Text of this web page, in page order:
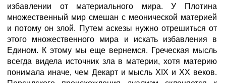
избавлении от материального мира. У Плотина
множественный мир смешан с меонической материей
и потому он злой. Путем аскезы нужно отрешиться от
этого множественного мира и искать избавления в
Едином. К этому мы еще вернемся. Греческая мысль
всегда видела источник зла в материи, хотя материю
понимала иначе, чем Декарт и мысль XIX и XX веков.